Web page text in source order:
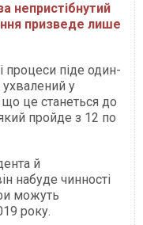
непристібнутий
призведе лише
піде один-
у
це станеться до
пройде з 12 по
й
набуде чинності
можуть
року.